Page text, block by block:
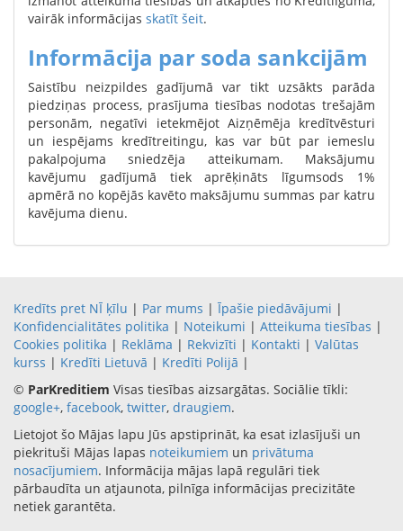
vairāk informācijas skatīt šeit.
Informācija par soda sankcijām
Saistību neizpildes gadījumā var tikt uzsākts parāda
piedziņas process, prasījuma tiesības nodotas trešajām
personām, negatīvi ietekmējot Aizņēmēja kredītvēsturi
un iespējams kredītreitingu, kas var būt par iemeslu
pakalpojuma sniedzēja atteikumam. Maksājumu
kavējumu gadījumā tiek aprēķināts līgumsods 1%
apmērā no kopējās kavēto maksājumu summas par katru
kavējuma dienu.
Kredīts pret NĪ ķīlu | Par mums | Īpašie piedāvājumi |
Konfidencialitātes politika | Noteikumi | Atteikuma tiesības |
Cookies politika | Reklāma | Rekvizīti | Kontakti | Valūtas
kurss | Kredīti Lietuvā | Kredīti Polijā |
© ParKreditiem Visas tiesības aizsargātas. Sociālie tīkli:
google+, facebook, twitter, draugiem.
Lietojot šo Mājas lapu Jūs apstiprināt, ka esat izlasījuši un
piekrituši Mājas lapas noteikumiem un privātuma
nosacījumiem. Informācija mājas lapā regulāri tiek
pārbaudīta un atjaunota, pilnīga informācijas precizitāte
netiek garantēta.